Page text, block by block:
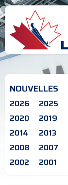
NOUVELLES
2026 2025
2020
2019
2014
2013
2008
2007
2002
2001